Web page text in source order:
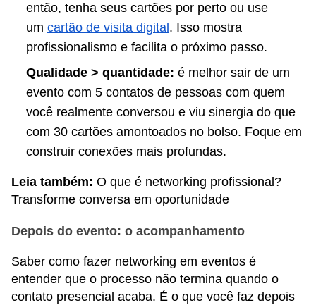
então, tenha seus cartões por perto ou use
um cartão de visita digital . Isso mostra
profissionalismo e facilita o próximo passo.
Qualidade > quantidade: é melhor sair de um
evento com 5 contatos de pessoas com quem
você realmente conversou e viu sinergia do que
com 30 cartões amontoados no bolso. Foque em
construir conexões mais profundas.
Leia também: O que é networking profissional?
Transforme conversa em oportunidade
Depois do evento: o acompanhamento
Saber como fazer networking em eventos é
entender que o processo não termina quando o
contato presencial acaba. É o que você faz depois